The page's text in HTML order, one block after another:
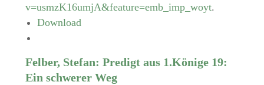
v=usmzK16umjA&feature=emb_imp_woyt.
Download
Felber, Stefan: Predigt aus 1.Könige 19:
Ein schwerer Weg